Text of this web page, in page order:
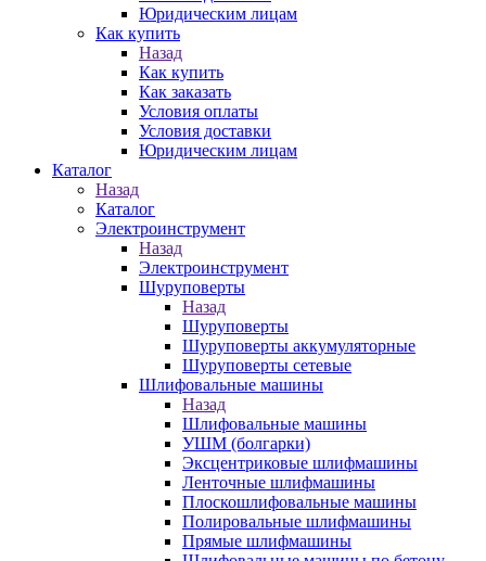
Юридическим лицам
Как купить
Назад
Как купить
Как заказать
Условия оплаты
Условия доставки
Юридическим лицам
Каталог
Назад
Каталог
Электроинструмент
Назад
Электроинструмент
Шуруповерты
Назад
Шуруповерты
Шуруповерты аккумуляторные
Шуруповерты сетевые
Шлифовальные машины
Назад
Шлифовальные машины
УШМ (болгарки)
Эксцентриковые шлифмашины
Ленточные шлифмашины
Плоскошлифовальные машины
Полировальные шлифмашины
Прямые шлифмашины